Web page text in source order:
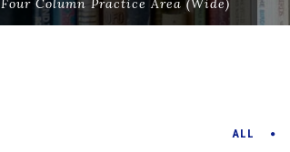
Four Column Practice Area (Wide)
ALL